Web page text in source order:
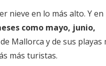
nieve en lo más alto. Y en
como mayo, junio,
Mallorca y de sus playas
más turistas.